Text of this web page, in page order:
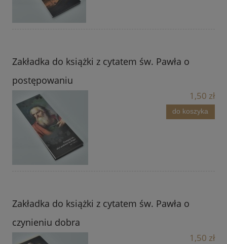
Zakładka do książki z cytatem św. Pawła o
postępowaniu
1,50 zł
do koszyka
Zakładka do książki z cytatem św. Pawła o
czynieniu dobra
1,50 zł